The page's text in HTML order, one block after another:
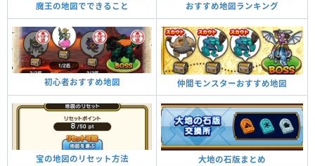
魔王の地図でできること おすすめ地図ランキング
初心者おすすめ地図 仲間モンスターおすすめ地図
宝の地図のリセット方法 大地の石版まとめ